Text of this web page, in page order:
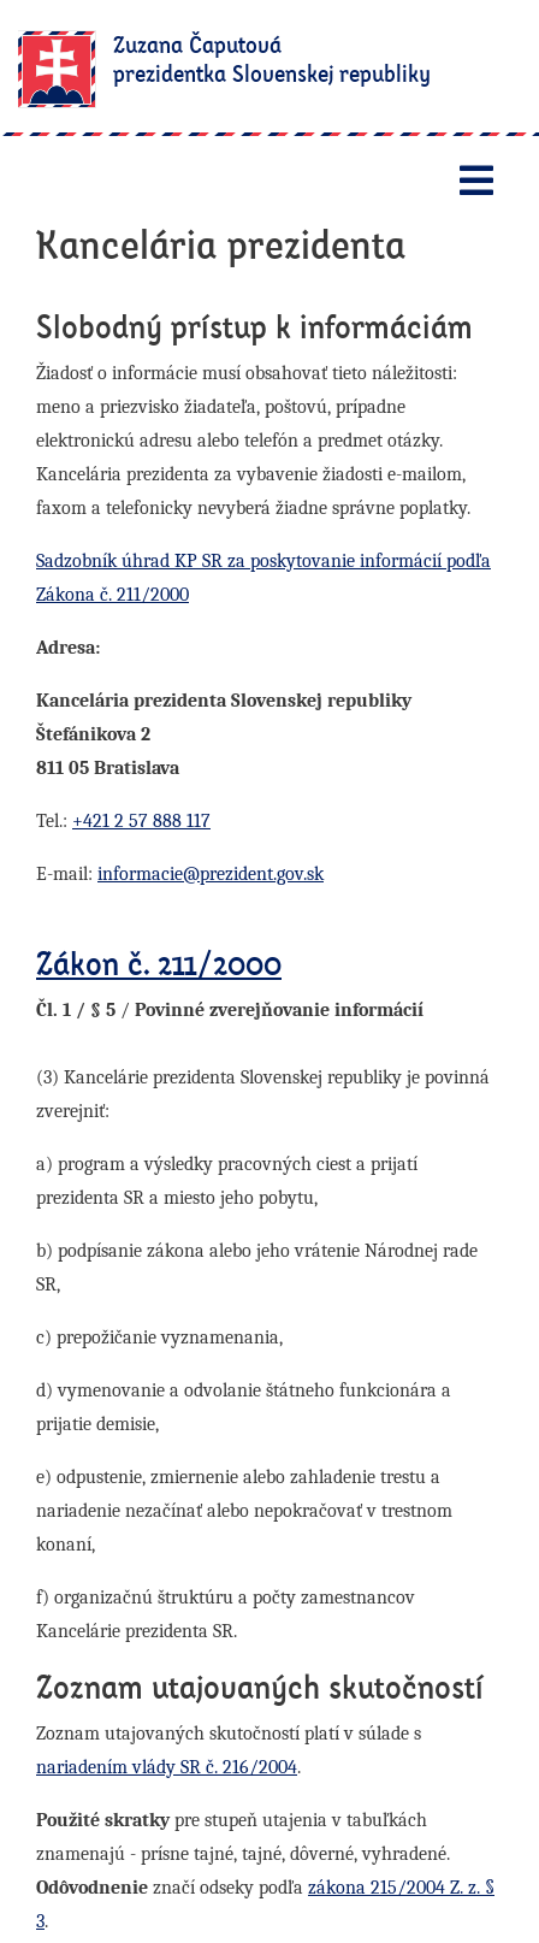
Zuzana Čaputová
prezidentka Slovenskej republiky
Kancelária prezidenta
Slobodný prístup k informáciám
Žiadosť o informácie musí obsahovať tieto náležitosti:
meno a priezvisko žiadateľa, poštovú, prípadne
elektronickú adresu alebo telefón a predmet otázky.
Kancelária prezidenta za vybavenie žiadosti e-mailom,
faxom a telefonicky nevyberá žiadne správne poplatky.
Sadzobník úhrad KP SR za poskytovanie informácií podľa
Zákona č. 211/2000
Adresa:
Kancelária prezidenta Slovenskej republiky
Štefánikova 2
811 05 Bratislava
Tel.: +421 2 57 888 117
E-mail: informacie@prezident.gov.sk
Zákon č. 211/2000
Čl. 1 / § 5 / Povinné zverejňovanie informácií
(3) Kancelárie prezidenta Slovenskej republiky je povinná
zverejniť:
a) program a výsledky pracovných ciest a prijatí
prezidenta SR a miesto jeho pobytu,
b) podpísanie zákona alebo jeho vrátenie Národnej rade
SR,
c) prepožičanie vyznamenania,
d) vymenovanie a odvolanie štátneho funkcionára a
prijatie demisie,
e) odpustenie, zmiernenie alebo zahladenie trestu a
nariadenie nezačínať alebo nepokračovať v trestnom
konaní,
f) organizačnú štruktúru a počty zamestnancov
Kancelárie prezidenta SR.
Zoznam utajovaných skutočností
Zoznam utajovaných skutočností platí v súlade s
nariadením vlády SR č. 216/2004.
Použité skratkypre stupeň utajenia v tabuľkách
znamenajú - prísne tajné, tajné, dôverné, vyhradené.
Odôvodnenie značí odseky podľa zákona 215/2004 Z. z. §
3.